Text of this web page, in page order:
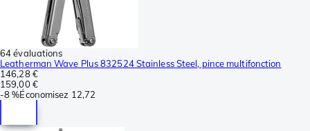
64 évaluations
Leatherman Wave Plus 832524 Stainless Steel, pince multifonction
146,28 €
159,00 €
-8 %Économisez 12,72